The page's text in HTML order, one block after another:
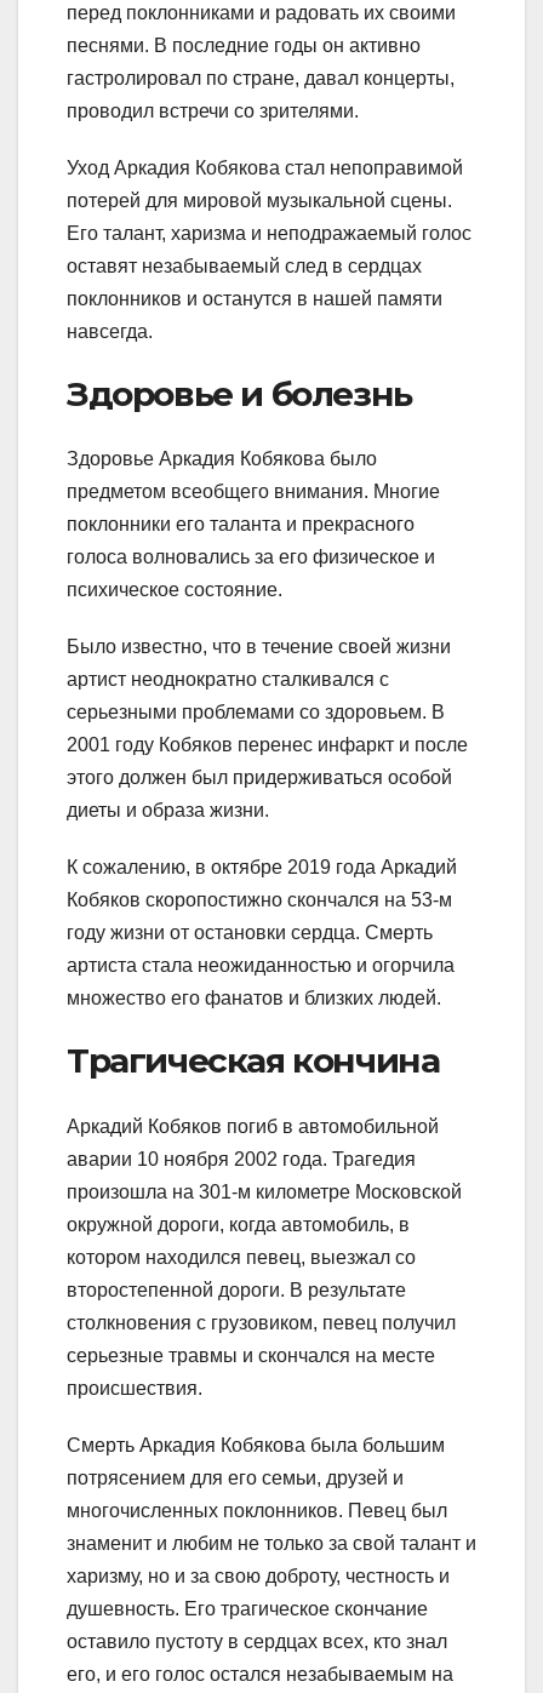
перед поклонниками и радовать их своими
песнями. В последние годы он активно
гастролировал по стране, давал концерты,
проводил встречи со зрителями.
Уход Аркадия Кобякова стал непоправимой
потерей для мировой музыкальной сцены.
Его талант, харизма и неподражаемый голос
оставят незабываемый след в сердцах
поклонников и останутся в нашей памяти
навсегда.
Здоровье и болезнь
Здоровье Аркадия Кобякова было
предметом всеобщего внимания. Многие
поклонники его таланта и прекрасного
голоса волновались за его физическое и
психическое состояние.
Было известно, что в течение своей жизни
артист неоднократно сталкивался с
серьезными проблемами со здоровьем. В
2001 году Кобяков перенес инфаркт и после
этого должен был придерживаться особой
диеты и образа жизни.
К сожалению, в октябре 2019 года Аркадий
Кобяков скоропостижно скончался на 53-м
году жизни от остановки сердца. Смерть
артиста стала неожиданностью и огорчила
множество его фанатов и близких людей.
Трагическая кончина
Аркадий Кобяков погиб в автомобильной
аварии 10 ноября 2002 года. Трагедия
произошла на 301-м километре Московской
окружной дороги, когда автомобиль, в
котором находился певец, выезжал со
второстепенной дороги. В результате
столкновения с грузовиком, певец получил
серьезные травмы и скончался на месте
происшествия.
Смерть Аркадия Кобякова была большим
потрясением для его семьи, друзей и
многочисленных поклонников. Певец был
знаменит и любим не только за свой талант и
харизму, но и за свою доброту, честность и
душевность. Его трагическое скончание
оставило пустоту в сердцах всех, кто знал
его, и его голос остался незабываемым на